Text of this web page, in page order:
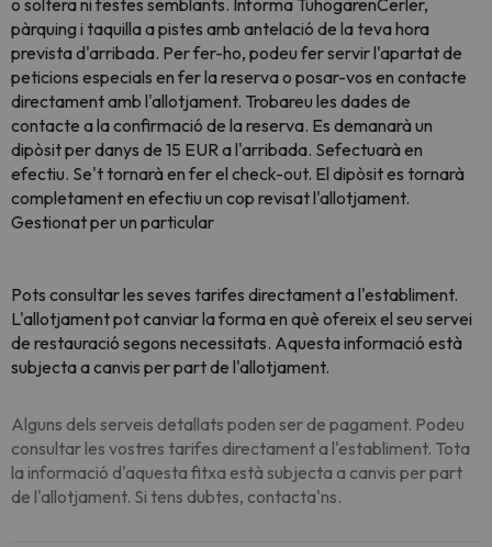
o soltera ni festes semblants. Informa TuhogarenCerler,
pàrquing i taquilla a pistes amb antelació de la teva hora
prevista d'arribada. Per fer-ho, podeu fer servir l'apartat de
peticions especials en fer la reserva o posar-vos en contacte
directament amb l'allotjament. Trobareu les dades de
contacte a la confirmació de la reserva. Es demanarà un
dipòsit per danys de 15 EUR a l'arribada. Sefectuarà en
efectiu. Se't tornarà en fer el check-out. El dipòsit es tornarà
completament en efectiu un cop revisat l'allotjament.
Gestionat per un particular
Pots consultar les seves tarifes directament a l'establiment.
L'allotjament pot canviar la forma en què ofereix el seu servei
de restauració segons necessitats. Aquesta informació està
subjecta a canvis per part de l'allotjament.
Alguns dels serveis detallats poden ser de pagament. Podeu
consultar les vostres tarifes directament a l'establiment. Tota
la informació d'aquesta fitxa està subjecta a canvis per part
de l'allotjament. Si tens dubtes, contacta'ns.